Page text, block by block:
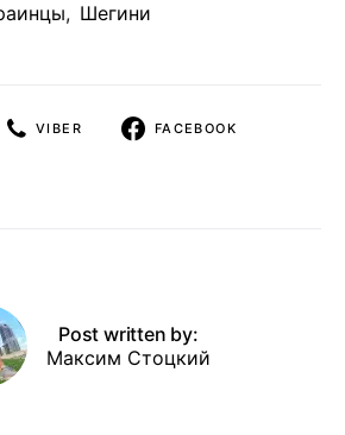
, Шегини
VIBER FACEBOOK
Post written by:
Максим Стоцкий